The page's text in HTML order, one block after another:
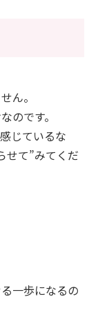
ん。
のです。
じているな
せて”みてくだ
一歩になるの